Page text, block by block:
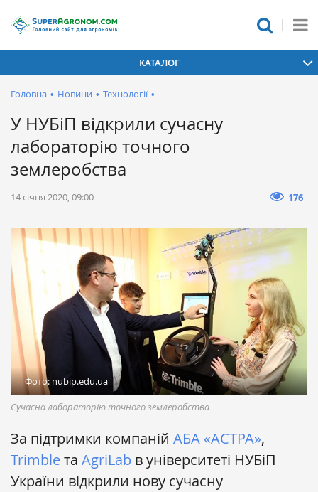
КАТАЛОГ
Головна • Новини • Технології •
У НУБіП відкрили сучасну
лабораторію точного
землеробства
14 січня 2020, 09:00 176
Фото: nubip.edu.ua
Сучасна лабораторію точного землеробства
За підтримки компаній АБА «АСТРА»,
Trimbleта AgriLab в університеті НУБіП
України відкрили нову сучасну